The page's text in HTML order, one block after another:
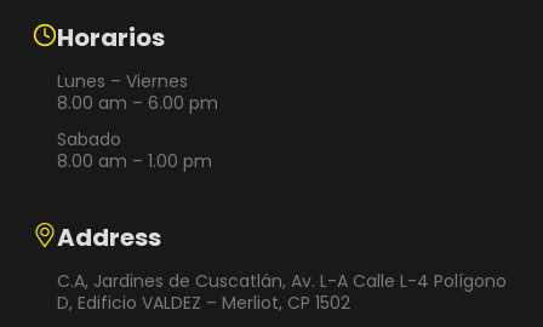
Horarios
Lunes – Viernes
8.00 am – 6.00 pm
Sabado
8.00 am – 1.00 pm
Address
C.A, Jardines de Cuscatlán, Av. L-A Calle L-4 Polígono
D, Edificio VALDEZ – Merliot, CP 1502